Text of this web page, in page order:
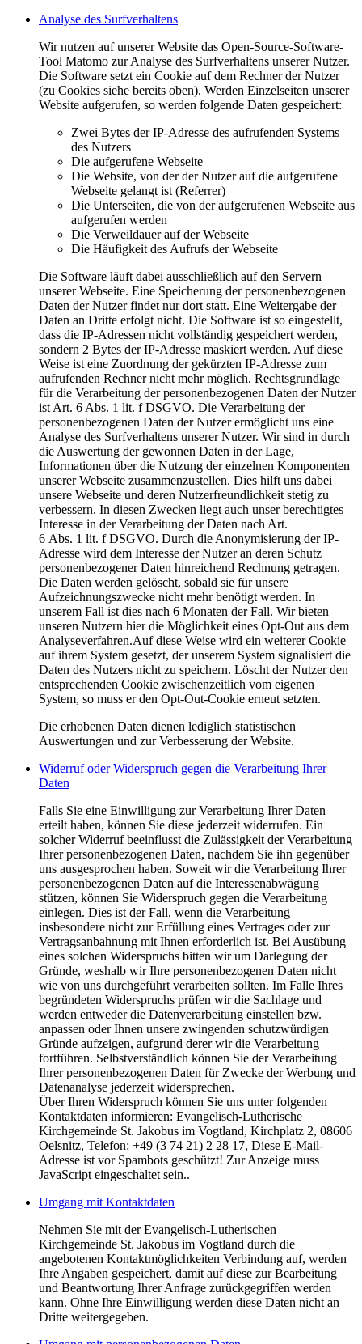
Analyse des Surfverhaltens
Wir nutzen auf unserer Website das Open-Source-Software-
Tool Matomo zur Analyse des Surfverhaltens unserer Nutzer.
Die Software setzt ein Cookie auf dem Rechner der Nutzer
(zu Cookies siehe bereits oben). Werden Einzelseiten unserer
Website aufgerufen, so werden folgende Daten gespeichert:
Zwei Bytes der IP-Adresse des aufrufenden Systems
des Nutzers
Die aufgerufene Webseite
Die Website, von der der Nutzer auf die aufgerufene
Webseite gelangt ist (Referrer)
Die Unterseiten, die von der aufgerufenen Webseite aus
aufgerufen werden
Die Verweildauer auf der Webseite
Die Häufigkeit des Aufrufs der Webseite
Die Software läuft dabei ausschließlich auf den Servern
unserer Webseite. Eine Speicherung der personenbezogenen
Daten der Nutzer findet nur dort statt. Eine Weitergabe der
Daten an Dritte erfolgt nicht. Die Software ist so eingestellt,
dass die IP-Adressen nicht vollständig gespeichert werden,
sondern 2 Bytes der IP-Adresse maskiert werden. Auf diese
Weise ist eine Zuordnung der gekürzten IP-Adresse zum
aufrufenden Rechner nicht mehr möglich. Rechtsgrundlage
für die Verarbeitung der personenbezogenen Daten der Nutzer
ist Art. 6 Abs. 1 lit. f DSGVO. Die Verarbeitung der
personenbezogenen Daten der Nutzer ermöglicht uns eine
Analyse des Surfverhaltens unserer Nutzer. Wir sind in durch
die Auswertung der gewonnen Daten in der Lage,
Informationen über die Nutzung der einzelnen Komponenten
unserer Webseite zusammenzustellen. Dies hilft uns dabei
unsere Webseite und deren Nutzerfreundlichkeit stetig zu
verbessern. In diesen Zwecken liegt auch unser berechtigtes
Interesse in der Verarbeitung der Daten nach Art.
6 Abs. 1 lit. f DSGVO. Durch die Anonymisierung der IP-
Adresse wird dem Interesse der Nutzer an deren Schutz
personenbezogener Daten hinreichend Rechnung getragen.
Die Daten werden gelöscht, sobald sie für unsere
Aufzeichnungszwecke nicht mehr benötigt werden. In
unserem Fall ist dies nach 6 Monaten der Fall. Wir bieten
unseren Nutzern hier die Möglichkeit eines Opt-Out aus dem
Analyseverfahren.Auf diese Weise wird ein weiterer Cookie
auf ihrem System gesetzt, der unserem System signalisiert die
Daten des Nutzers nicht zu speichern. Löscht der Nutzer den
entsprechenden Cookie zwischenzeitlich vom eigenen
System, so muss er den Opt-Out-Cookie erneut setzten.
Die erhobenen Daten dienen lediglich statistischen
Auswertungen und zur Verbesserung der Website.
Widerruf oder Widerspruch gegen die Verarbeitung Ihrer
Daten
Falls Sie eine Einwilligung zur Verarbeitung Ihrer Daten
erteilt haben, können Sie diese jederzeit widerrufen. Ein
solcher Widerruf beeinflusst die Zulässigkeit der Verarbeitung
Ihrer personenbezogenen Daten, nachdem Sie ihn gegenüber
uns ausgesprochen haben. Soweit wir die Verarbeitung Ihrer
personenbezogenen Daten auf die Interessenabwägung
stützen, können Sie Widerspruch gegen die Verarbeitung
einlegen. Dies ist der Fall, wenn die Verarbeitung
insbesondere nicht zur Erfüllung eines Vertrages oder zur
Vertragsanbahnung mit Ihnen erforderlich ist. Bei Ausübung
eines solchen Widerspruchs bitten wir um Darlegung der
Gründe, weshalb wir Ihre personenbezogenen Daten nicht
wie von uns durchgeführt verarbeiten sollten. Im Falle Ihres
begründeten Widerspruchs prüfen wir die Sachlage und
werden entweder die Datenverarbeitung einstellen bzw.
anpassen oder Ihnen unsere zwingenden schutzwürdigen
Gründe aufzeigen, aufgrund derer wir die Verarbeitung
fortführen. Selbstverständlich können Sie der Verarbeitung
Ihrer personenbezogenen Daten für Zwecke der Werbung und
Datenanalyse jederzeit widersprechen.
Über Ihren Widerspruch können Sie uns unter folgenden
Kontaktdaten informieren: Evangelisch-Lutherische
Kirchgemeinde St. Jakobus im Vogtland, Kirchplatz 2, 08606
Oelsnitz, Telefon: +49 (3 74 21) 2 28 17, Diese E-Mail-
Adresse ist vor Spambots geschützt! Zur Anzeige muss
JavaScript eingeschaltet sein..
Umgang mit Kontaktdaten
Nehmen Sie mit der Evangelisch-Lutherischen
Kirchgemeinde St. Jakobus im Vogtland durch die
angebotenen Kontaktmöglichkeiten Verbindung auf, werden
Ihre Angaben gespeichert, damit auf diese zur Bearbeitung
und Beantwortung Ihrer Anfrage zurückgegriffen werden
kann. Ohne Ihre Einwilligung werden diese Daten nicht an
Dritte weitergegeben.